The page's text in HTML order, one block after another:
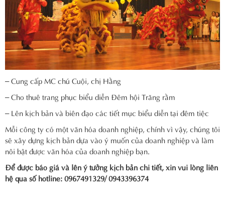
– Cung cấp MC chú Cuội, chị Hằng
– Cho thuê trang phục biểu diễn Đêm hội Trăng rằm
– Lên kịch bản và biên đạo các tiết mục biểu diễn tại đêm tiệc
Mỗi công ty có một văn hóa doanh nghiệp, chính vì vậy, chúng tôi
sẽ xây dựng kịch bản dựa vào ý muốn của doanh nghiệp và làm
nôi bật được văn hóa của doanh nghiệp bạn.
Để được báo giá và lên ý tưởng kịch bản chi tiết, xin vui lòng liên
hệ qua số hotline: 0967491329/ 0943396374